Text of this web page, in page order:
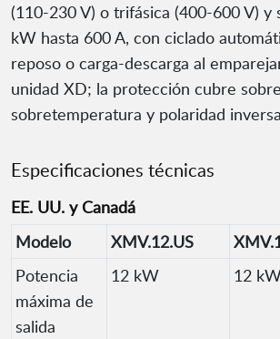
(110-230 V) o trifásica (400-600 V) y
kW hasta 600 A, con ciclado
reposo o carga-descarga al
unidad XD; la protección cubre
sobretemperatura y polaridad
Especificaciones técnicas
EE. UU. y Canadá
Modelo
XMV.12.US
Potencia
máxima de
salida
12 kW 12